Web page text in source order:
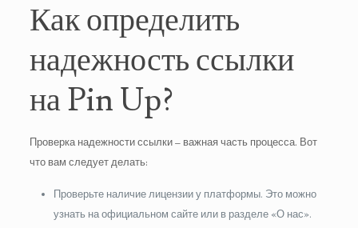
Как определить
надежность ссылки
на Pin Up?
Проверка надежности ссылки – важная часть процесса. Вот
что вам следует делать:
Проверьте наличие лицензии у платформы. Это можно
узнать на официальном сайте или в разделе «О нас».